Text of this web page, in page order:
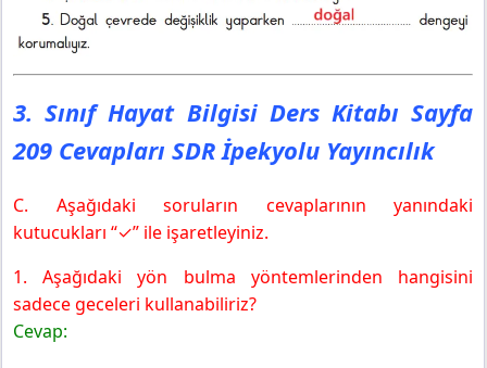
3. Sınıf Hayat Bilgisi Ders Kitabı Sayfa
209 Cevapları SDR İpekyolu Yayıncılık
C. Aşağıdaki soruların cevaplarının yanındaki
kutucukları “✓” ile işaretleyiniz.
1. Aşağıdaki yön bulma yöntemlerinden hangisini
sadece geceleri kullanabiliriz?
Cevap: